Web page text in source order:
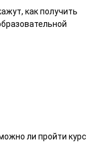
как получить
ли пройти курс